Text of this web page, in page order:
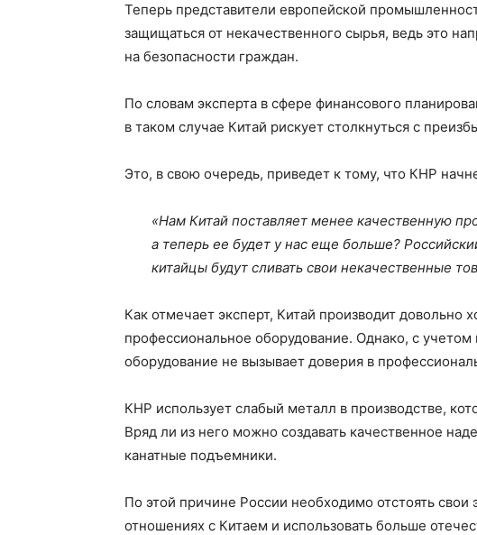
Теперь представители европейской
защищаться от некачественного сырья, ведь это
на безопасности граждан.
По словам эксперта в сфере финансового
в таком случае Китай рискует столкнуться с
Это, в свою очередь, приведет к тому, что КНР
«Нам Китай поставляет менее качественную
а теперь ее будет у нас еще больше?
китайцы будут сливать свои некачественные
Как отмечает эксперт, Китай производит довольно
профессиональное оборудование. Однако, с
оборудование не вызывает доверия в
КНР использует слабый металл в производстве,
Вряд ли из него можно создавать качественное
канатные подъемники.
По этой причине России необходимо отстоять
отношениях с Китаем и использовать больше